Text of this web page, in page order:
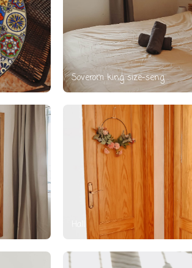
Soverom king size-seng